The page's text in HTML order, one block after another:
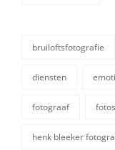
bruiloftsfotografie
diensten
fotograaf
henk bleeker